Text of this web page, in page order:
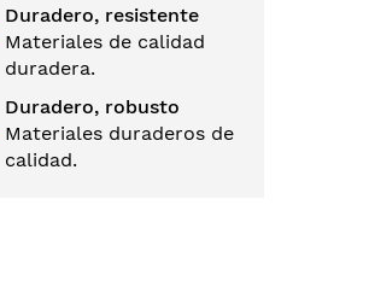
Duradero, resistente
Materiales de calidad
duradera.
Duradero, robusto
Materiales duraderos de
calidad.